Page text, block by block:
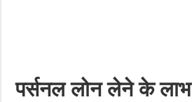
पर्सनल लोन लेने के लाभ